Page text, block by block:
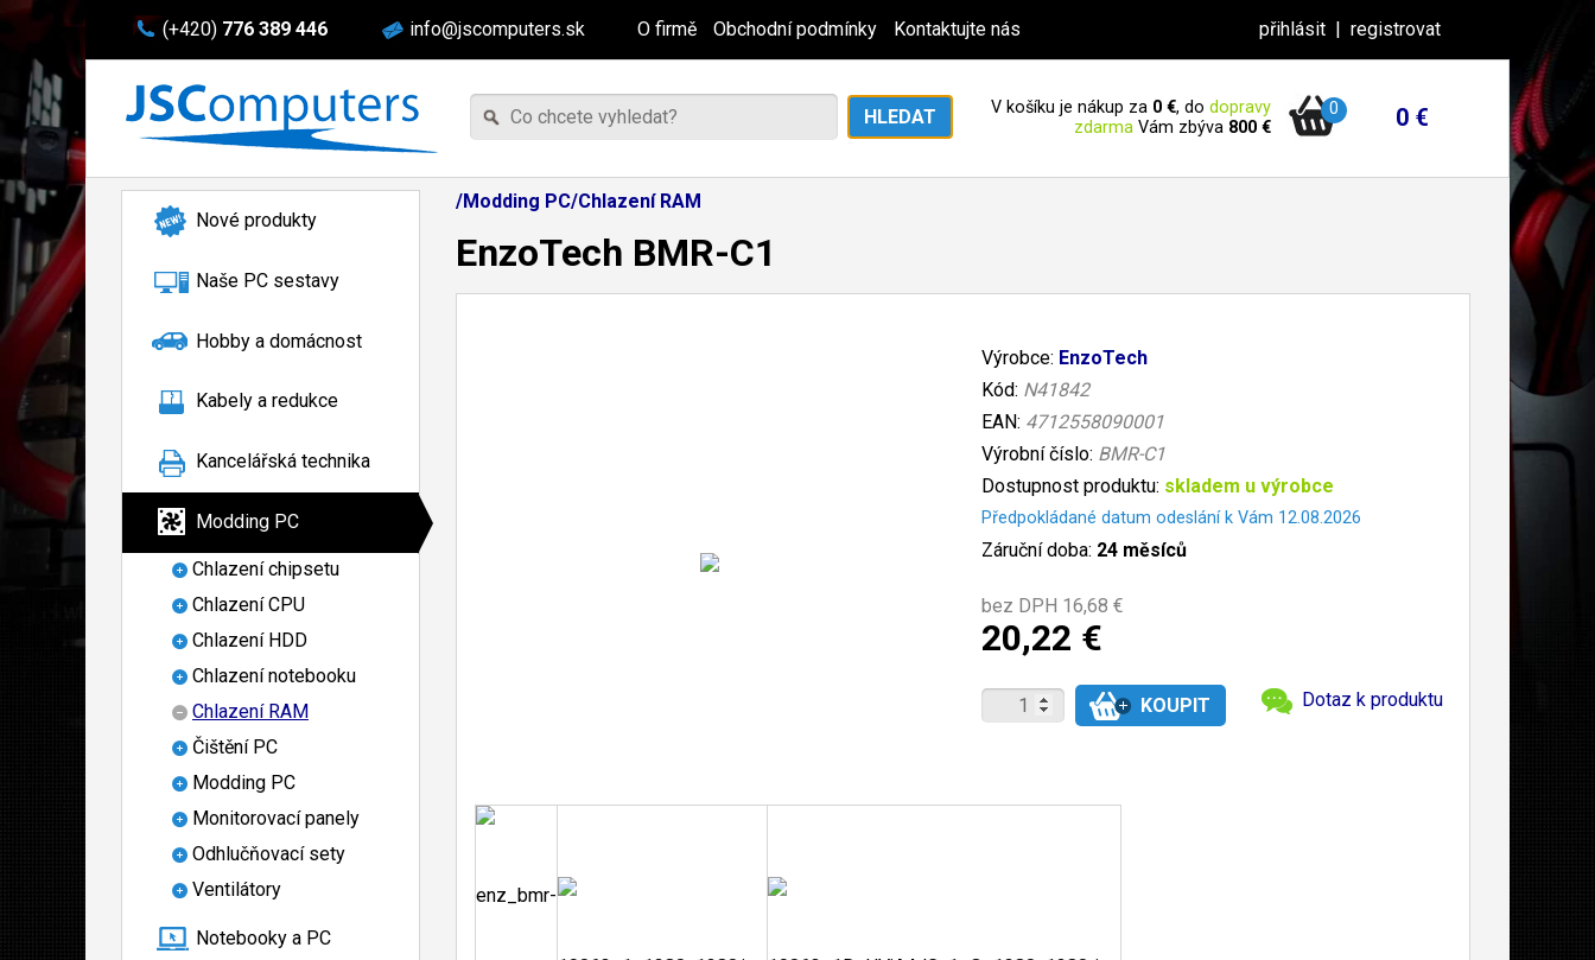
(+420) 776 389 446 info@jscomputers.sk O firmě Obchodní podmínky Kontaktujte nás přihlásit | registrovat
V košíku je nákup za 0 €, do dopravy
zdarma Vám zbýva 800 €
0 0 €
Nové produkty
Naše PC sestavy
Hobby a domácnost
Kabely a redukce
Kancelářská technika
Modding PC
Chlazení chipsetu
Chlazení CPU
Chlazení HDD
Chlazení notebooku
Chlazení RAM
Čištění PC
Modding PC
Monitorovací panely
Odhlučňovací sety
Ventilátory
Notebooky a PC
/Modding PC/Chlazení RAM
EnzoTech BMR-C1
Výrobce: EnzoTech
Kód: N41842
EAN: 4712558090001
Výrobní číslo: BMR-C1
Dostupnost produktu: skladem u výrobce
Předpokládané datum odeslání k Vám 12.08.2026
Záruční doba: 24 měsíců
bez DPH 16,68 €
20,22 €
Dotaz k produktu